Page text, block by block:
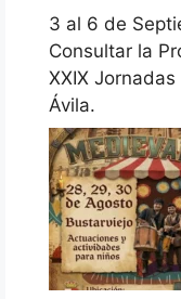
3 al 6 de
Consultar la
XXIX
Ávila.